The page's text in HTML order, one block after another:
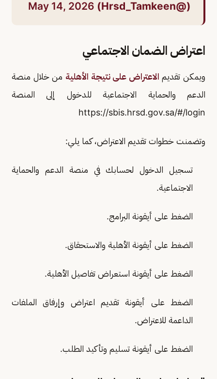
(@Hrsd_Tamkeen)
May 14, 2026
اعتراض الضمان الاجتماعي
ويمكن تقديم الاعتراض على نتيجة الأهلية من خلال منصة
الدعم والحماية الاجتماعية للدخول إلى المنصة
https://sbis.hrsd.gov.sa/#/login
وتضمنت خطوات تقديم الاعتراض، كما يلي:
تسجيل الدخول لحسابك في منصة الدعم والحماية
الاجتماعية.
الضغط على أيقونة البرامج.
الضغط على أيقونة الأهلية والاستحقاق.
الضغط على أيقونة استعراض تفاصيل الأهلية.
الضغط على أيقونة تقديم اعتراض وإرفاق الملفات
الداعمة للاعتراض.
الضغط على أيقونة تسليم وتأكيد الطلب.